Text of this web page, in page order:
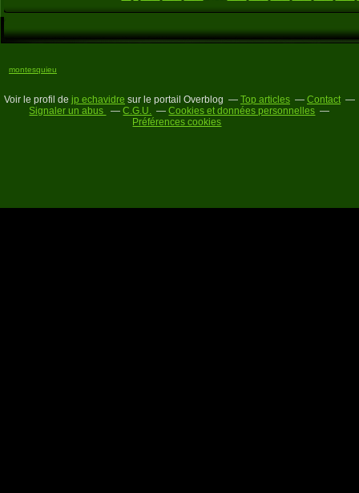
montesquieu
Voir le profil de jp echavidre sur le portail Overblog Top articles
Contact
Signaler un abus
C.G.U.
Cookies et données personnelles
Préférences cookies